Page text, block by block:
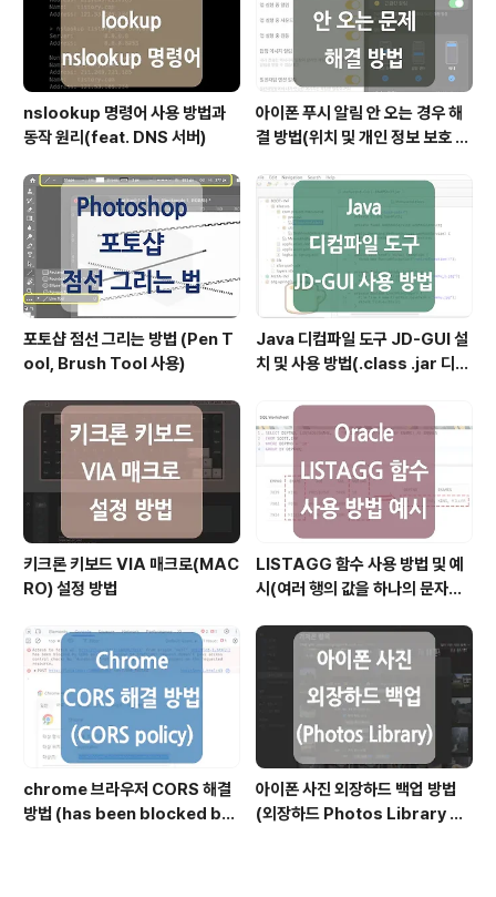
nslookup 명령어 사용 방법과
동작 원리(feat. DNS 서버)
아이폰 푸시 알림 안 오는 경우 해
결 방법(위치 및 개인 정보 보호 재
포토샵 점선 그리는 방법 (Pen T
ool, Brush Tool 사용)
Java 디컴파일 도구 JD-GUI 설
치 및 사용 방법(.class .jar 디컴
키크론 키보드 VIA 매크로(MAC
RO) 설정 방법
LISTAGG 함수 사용 방법 및 예
시(여러 행의 값을 하나의 문자열
chrome 브라우저 CORS 해결
방법 (has been blocked by
아이폰 사진 외장하드 백업 방법
(외장하드 Photos Library 생